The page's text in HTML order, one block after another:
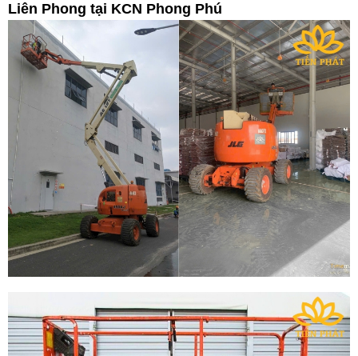
Liên Phong tại KCN Phong Phú